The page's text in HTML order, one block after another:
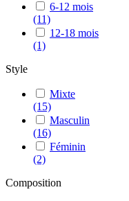
6-12 mois
(11)
12-18 mois
(1)
Style
Mixte
(15)
Masculin
(16)
Féminin
(2)
Composition